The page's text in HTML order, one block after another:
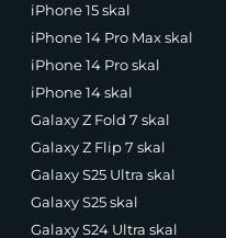
iPhone 15 skal
iPhone 14 Pro Max skal
iPhone 14 Pro skal
iPhone 14 skal
Galaxy Z Fold 7 skal
Galaxy Z Flip 7 skal
Galaxy S25 Ultra skal
Galaxy S25 skal
Galaxy S24 Ultra skal